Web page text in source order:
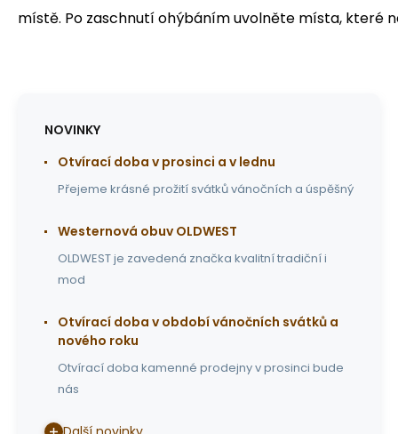
místě. Po zaschnutí ohýbáním uvolněte místa, které
NOVINKY
Otvírací doba v prosinci a v lednu
Přejeme krásné prožití svátků vánočních a úspěšný
Westernová obuv OLDWEST
OLDWEST je zavedená značka kvalitní tradiční i
mod
Otvírací doba v období vánočních svátků a
nového roku
Otvírací doba kamenné prodejny v prosinci bude
nás